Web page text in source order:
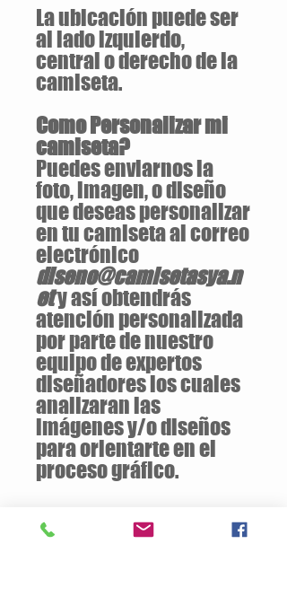
La ubicación puede ser
al lado izquierdo,
central o derecho de la
camiseta.
Como Personalizar mi
camiseta?
Puedes enviarnos la
foto, imagen, o diseño
que deseas personalizar
en tu camiseta al correo
electrónico
diseno@camisetasya.n
ety así obtendrás
atención personalizada
por parte de nuestro
equipo de expertos
diseñadores los cuales
analizaran las
imágenes y/o diseños
para orientarte en el
proceso gráfico.
Descuentosa partir de